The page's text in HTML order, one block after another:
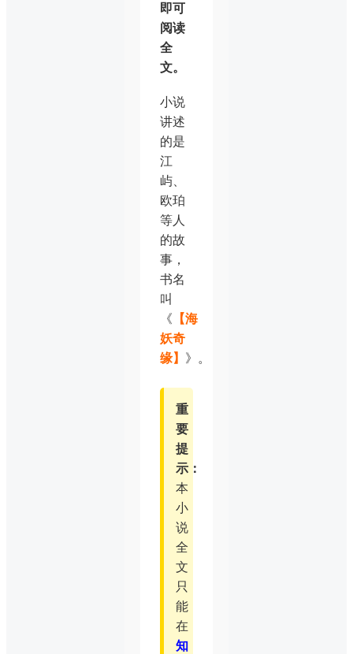
即可
阅读
全
文。
小说
讲述
的是
江
屿、
欧珀
等人
的故
事，
书名
叫
《 【海
妖奇
缘】 》。
重
要
提
示：
本
小
说
全
文
只
能
在
知